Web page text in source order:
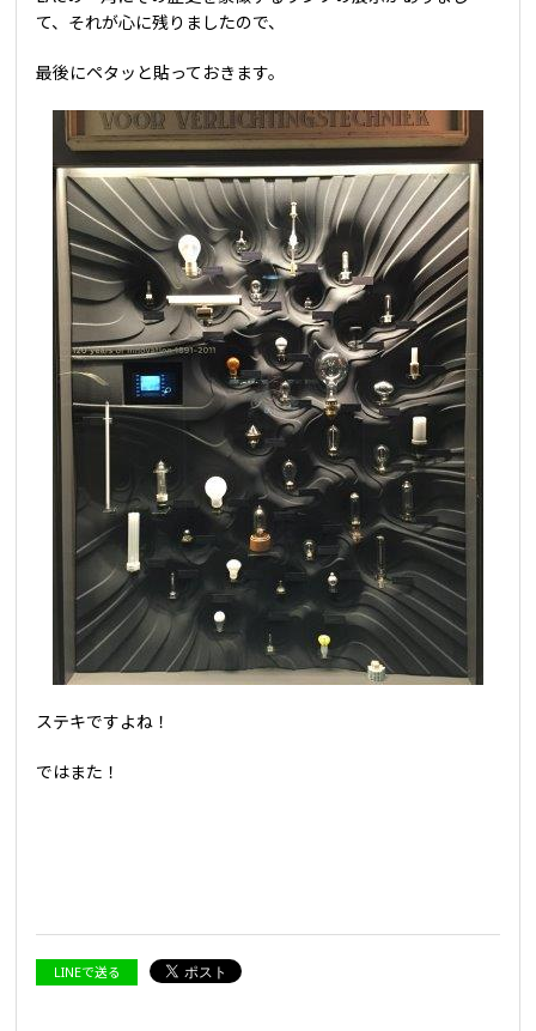
て、それが心に残りましたので、
最後にペタッと貼っておきます。
ステキですよね！
ではまた！
LINEで送る